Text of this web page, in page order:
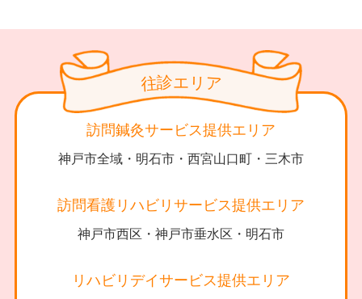
往診エ リ ア
訪問鍼灸サービス提供エリア
神戸市全域・明石市・西宮山口町・三木市
訪問看護リハビリサービス提供エリア
神戸市西区・神戸市垂水区・明石市
リハビリデイサービス提供エリア